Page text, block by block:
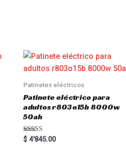
Patinetes eléctricos
Patinete eléctrico para
adultos r803o15b 8000w
50ah
Rated
5.00
$ 4'845.00